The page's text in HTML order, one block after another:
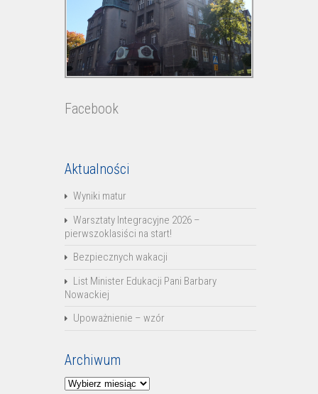
Facebook
Aktualności
Wyniki matur
Warsztaty Integracyjne 2026 –
pierwszoklasiści na start!
Bezpiecznych wakacji
List Minister Edukacji Pani Barbary
Nowackiej
Upoważnienie – wzór
Archiwum
Archiwum